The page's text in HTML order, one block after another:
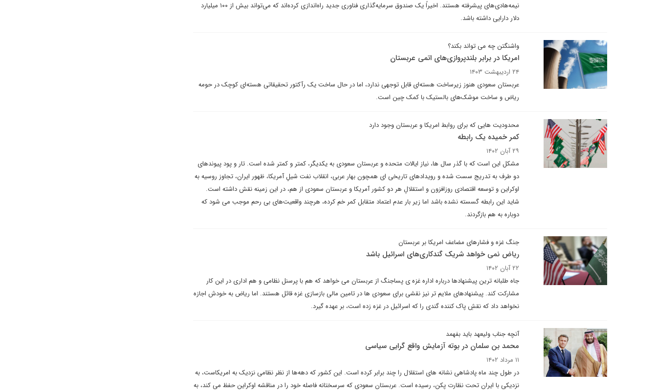
نیمه‌هادی‌های پیشرفته هستند. اخیراً یک صندوق سرمایه‌گذاری فناوری جدید راه‌اندازی کرده‌اند که می‌تواند بیش از ۱۰۰ میلیارد
دلار دارایی داشته باشد.
واشنگتن چه می تواند بکند؟
امریکا در برابر بلندپروازی‌های اتمی عربستان
۲۴ اردیبهشت ۱۴۰۳
عربستان سعودی هنوز زیرساخت هسته‌ای قابل‌ توجهی ندارد، اما در حال ساخت یک رآکتور تحقیقاتی هسته‌ای کوچک در حومه
ریاض و ساخت موشک‌های بالستیک با کمک چین است.
محدودیت هایی که برای روابط امریکا و عربستان وجود دارد
کمر خمیده یک رابطه
۲۹ آبان ۱۴۰۲
مشکل این است که با گذر سال ها، نیاز ایالات متحده و عربستان سعودی به یکدیگر، کمتر و کمتر شده است. تار و پود پیوندهای
دو طرف به تدریج سست شده و رویدادهای تاریخی ای همچون بهار عربی، انقلاب نفت شیلِ آمریکا، ظهور ایران، تجاوز روسیه به
اوکراین و توسعه اقتصادی روزافزون و استقلالِ هر دو کشور آمریکا و عربستان سعودی از هم، در این زمینه نقش داشته است.
شاید این رابطه گسسته نشده باشد اما زیر بار عدم اعتماد متقابل کمر خم کرده، هرچند واقعیت‌های بی رحم موجب می شود که
دوباره به هم بازگردند.
جنگ غزه و فشارهای مضاعف امریکا بر عربستان
ریاض نمی خواهد شریک گندکاری‌های اسرائیل باشد
۲۲ آبان ۱۴۰۲
جاه طلبانه ترین پیشنهادها درباره اداره غزه ی پساجنگ از عربستان می خواهد که هم با پرسنل نظامی و هم اداری در این کار
مشارکت کند. پیشنهادهای ملایم تر نیز نقشی برای سعودی ها در تامین مالی بازسازی غزه قائل هستند. اما ریاض به خودش اجازه
نخواهد داد که نقشِ پاک کننده گندی را که اسرائیل در غزه زده است، بر عهده گیرد.
آنچه جناب ولیعهد باید بفهمد
محمد بن سلمان در بوته آزمایش واقع گرایی سیاسی
۱۱ مرداد ۱۴۰۲
در طول چند ماه پادشاهی نشانه های استقلال را چند برابر کرده است. این کشور که دهه‌ها از نظر نظامی نزدیک به امریکاست، به
نزدیکی با ایران تحت نظارت پکن، رسیده است. عربستان سعودی که سرسختانه فاصله خود را در مناقشه اوکراین حفظ می کند، به